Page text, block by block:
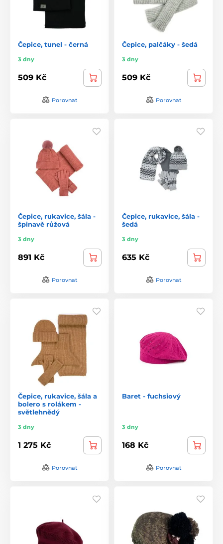
Čepice, tunel - černá
3 dny
509 Kč
Porovnat
Čepice, palčáky - šedá
3 dny
509 Kč
Porovnat
Čepice, rukavice, šála -
špinavě růžová
3 dny
891 Kč
Porovnat
Čepice, rukavice, šála -
šedá
3 dny
635 Kč
Porovnat
Čepice, rukavice, šála a
bolero s rolákem -
světlehnědý
3 dny
1 275 Kč
Porovnat
Baret - fuchsiový
3 dny
168 Kč
Porovnat